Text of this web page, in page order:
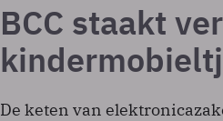
BCC staakt
De keten van